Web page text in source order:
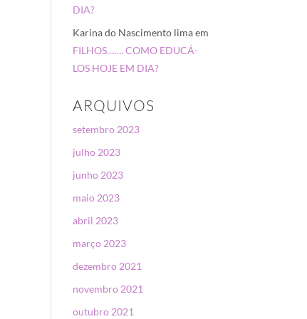
DIA?
Karina do Nascimento limaem
FILHOS……. COMO EDUCÁ-
LOS HOJE EM DIA?
ARQUIVOS
setembro 2023
julho 2023
junho 2023
maio 2023
abril 2023
março 2023
dezembro 2021
novembro 2021
outubro 2021